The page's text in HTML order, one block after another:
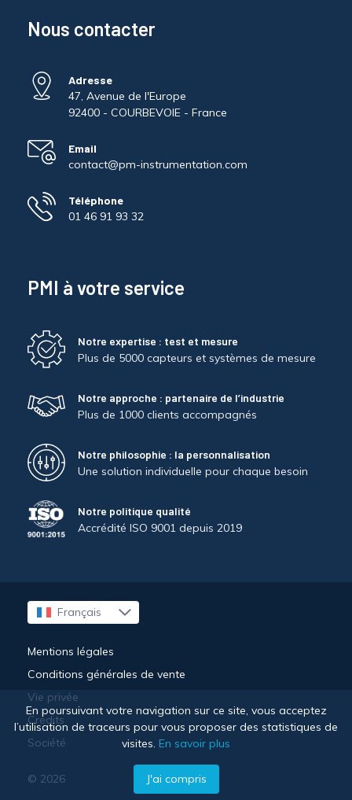
Nous contacter
Adresse
47, Avenue de l'Europe
92400 - COURBEVOIE - France
Email
contact@pm-instrumentation.com
Téléphone
01 46 91 93 32
PMI à votre service
Notre expertise : test et mesure
Plus de 5000 capteurs et systèmes de mesure
Notre approche : partenaire de l’industrie
Plus de 1000 clients accompagnés
Notre philosophie : la personnalisation
Une solution individuelle pour chaque besoin
Notre politique qualité
Accrédité ISO 9001 depuis 2019
Français
English
Mentions légales
Conditions générales de vente
Vie privée
Crédits
Société
© 2026
En poursuivant votre navigation sur ce site, vous acceptez
l’utilisation de traceurs pour vous proposer des statistiques de
visites. En savoir plus
J'ai compris